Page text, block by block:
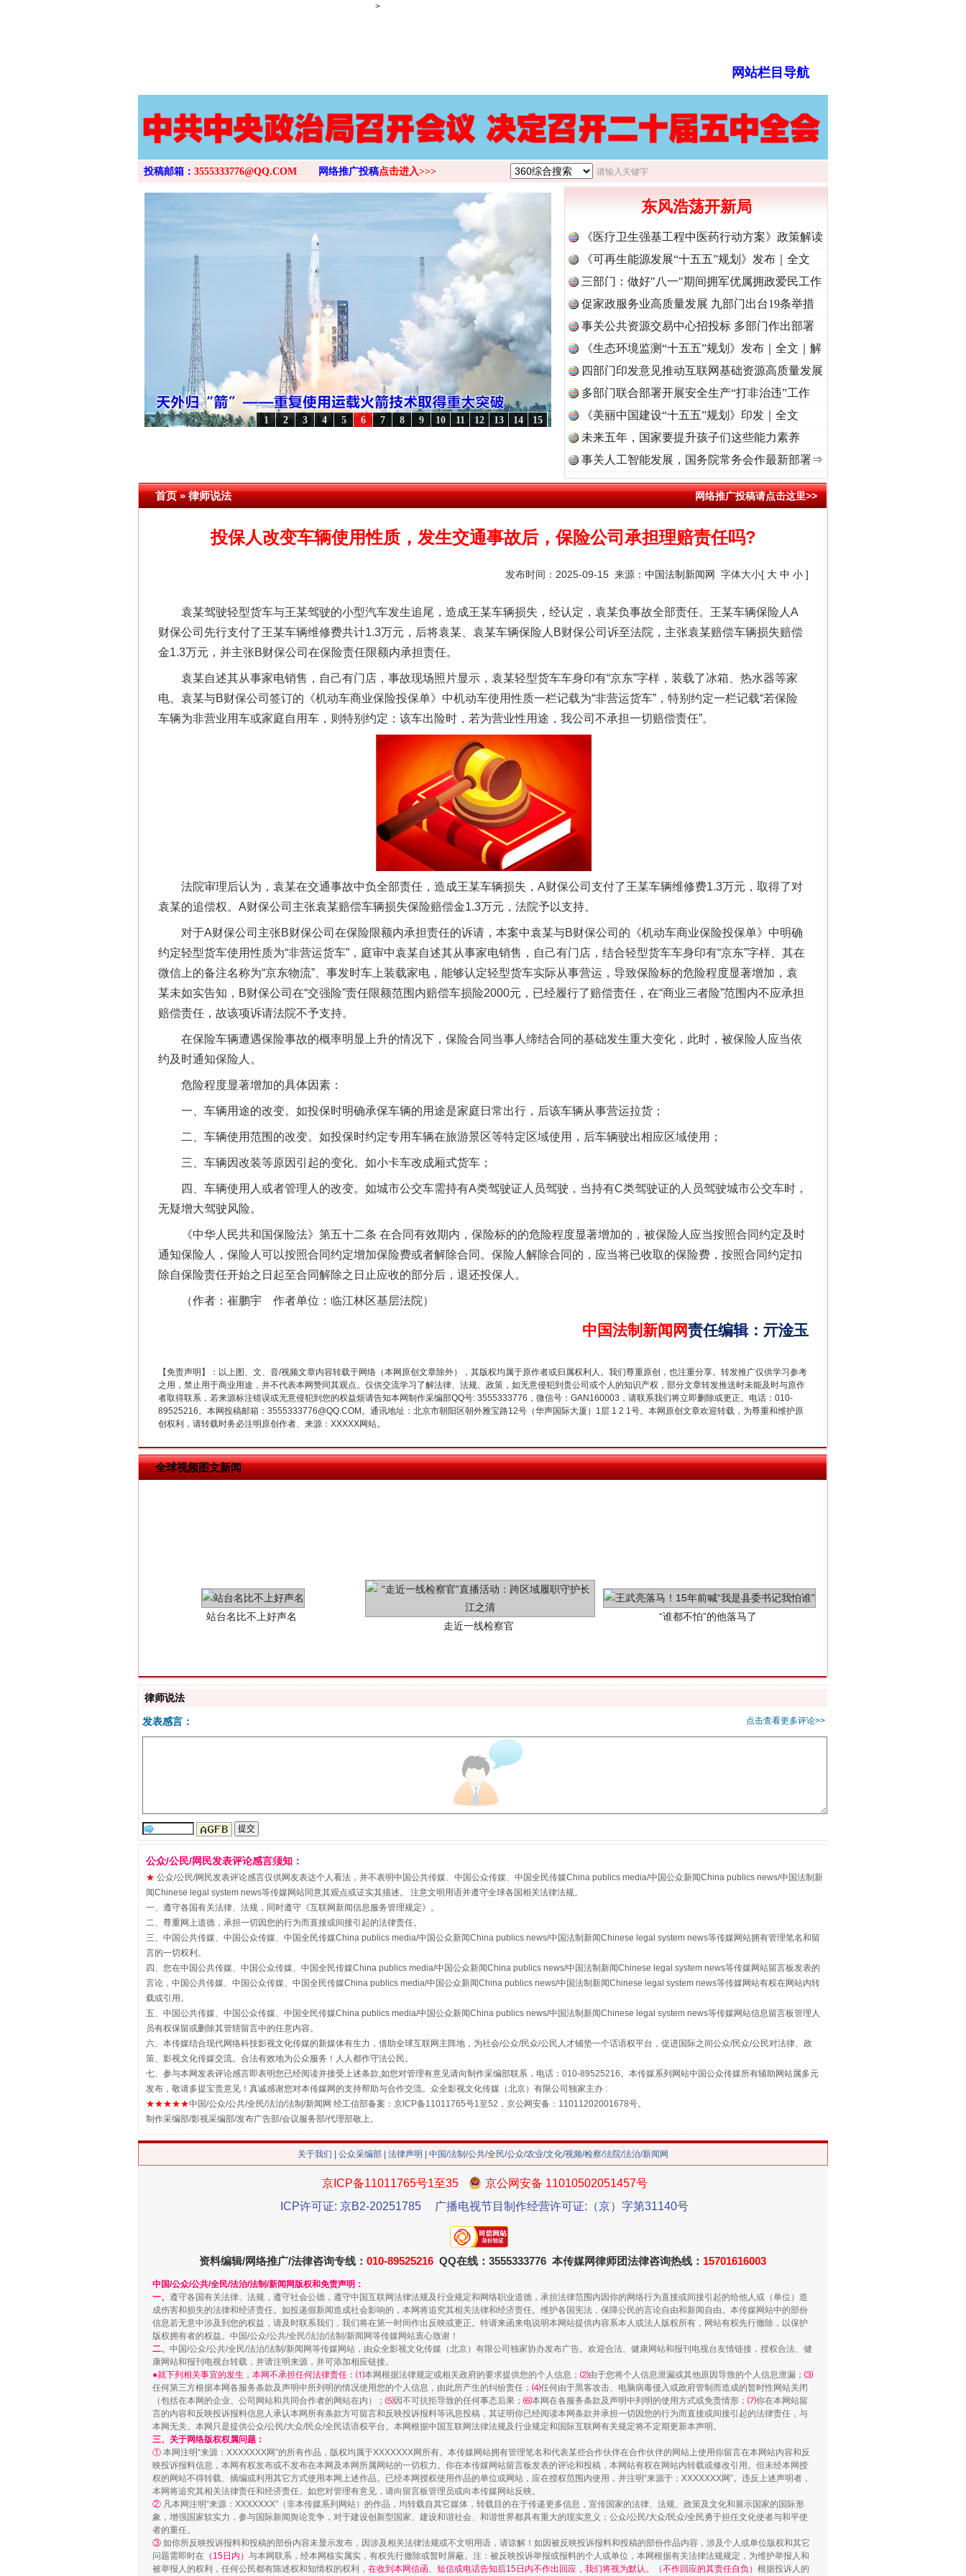
>
网站栏目导航
投稿邮箱： 3555333776@QQ.COM 网络推广投稿点击进入>>>
15
14
13
12
11
10
9
8
7
6
5
4
3
2
1
牢记初心使命 奋进复兴征程丨红船起航处 潮起..·[视频] 一首歌的时间，读懂乐至的“诗与远方”·[视频]从《水浒传》看间谍“攻心套路”
东风浩荡开新局
《医疗卫生强基工程中医药行动方案》政策解读
《可再生能源发展“十五五”规划》发布｜全文
三部门：做好"八一"期间拥军优属拥政爱民工作
促家政服务业高质量发展 九部门出台19条举措
事关公共资源交易中心招投标 多部门作出部署
《生态环境监测“十五五”规划》发布｜全文｜解
读
四部门印发意见推动互联网基础资源高质量发展
多部门联合部署开展安全生产“打非治违”工作
《美丽中国建设“十五五”规划》印发｜全文
未来五年，国家要提升孩子们这些能力素养
事关人工智能发展，国务院常务会作最新部署⇒
首页»律师说法 网络推广投稿请点击这里>>
投保人改变车辆使用性质，发生交通事故后，保险公司承担理赔责任吗?
发布时间：2025-09-15 来源： 中国法制新闻网 字体大小[ 大 中 小 ]
袁某驾驶轻型货车与王某驾驶的小型汽车发生追尾，造成王某车辆损失，经认定，袁某负事故全部责任。王某车辆保险人A
财保公司先行支付了王某车辆维修费共计1.3万元，后将袁某、袁某车辆保险人B财保公司诉至法院，主张袁某赔偿车辆损失赔偿
金1.3万元，并主张B财保公司在保险责任限额内承担责任。
袁某自述其从事家电销售，自己有门店，事故现场照片显示，袁某轻型货车车身印有“京东”字样，装载了冰箱、热水器等家
电。袁某与B财保公司签订的《机动车商业保险投保单》中机动车使用性质一栏记载为“非营运货车”，特别约定一栏记载“若保险
车辆为非营业用车或家庭自用车，则特别约定：该车出险时，若为营业性用途，我公司不承担一切赔偿责任”。
法院审理后认为，袁某在交通事故中负全部责任，造成王某车辆损失，A财保公司支付了王某车辆维修费1.3万元，取得了对
袁某的追偿权。A财保公司主张袁某赔偿车辆损失保险赔偿金1.3万元，法院予以支持。
对于A财保公司主张B财保公司在保险限额内承担责任的诉请，本案中袁某与B财保公司的《机动车商业保险投保单》中明确
约定轻型货车使用性质为“非营运货车”，庭审中袁某自述其从事家电销售，自己有门店，结合轻型货车车身印有“京东”字样、其在
微信上的备注名称为“京东物流”、事发时车上装载家电，能够认定轻型货车实际从事营运，导致保险标的危险程度显著增加，袁
某未如实告知，B财保公司在“交强险”责任限额范围内赔偿车损险2000元，已经履行了赔偿责任，在“商业三者险”范围内不应承担
赔偿责任，故该项诉请法院不予支持。
在保险车辆遭遇保险事故的概率明显上升的情况下，保险合同当事人缔结合同的基础发生重大变化，此时，被保险人应当依
约及时通知保险人。
危险程度显著增加的具体因素：
一、车辆用途的改变。如投保时明确承保车辆的用途是家庭日常出行，后该车辆从事营运拉货；
二、车辆使用范围的改变。如投保时约定专用车辆在旅游景区等特定区域使用，后车辆驶出相应区域使用；
三、车辆因改装等原因引起的变化。如小卡车改成厢式货车；
四、车辆使用人或者管理人的改变。如城市公交车需持有A类驾驶证人员驾驶，当持有C类驾驶证的人员驾驶城市公交车时，
无疑增大驾驶风险。
《中华人民共和国保险法》第五十二条 在合同有效期内，保险标的的危险程度显著增加的，被保险人应当按照合同约定及时
通知保险人，保险人可以按照合同约定增加保险费或者解除合同。保险人解除合同的，应当将已收取的保险费，按照合同约定扣
除自保险责任开始之日起至合同解除之日止应收的部分后，退还投保人。
（作者：崔鹏宇 作者单位：临江林区基层法院）
中国法制新闻网责任编辑： 亓淦玉
【免责声明】：以上图、文、音/视频文章内容转载于网络（本网原创文章除外），其版权均属于原作者或归属权利人。我们尊重原创，也注重分享。转发推广仅供学习参考
之用，禁止用于商业用途，并不代表本网赞同其观点。仅供交流学习了解法律、法规、政策，如无意侵犯到贵公司或个人的知识产权，部分文章转发推送时未能及时与原作
者取得联系，若来源标注错误或无意侵犯到您的权益烦请告知本网制作采编部QQ号: 3555333776，微信号：GAN160003，请联系我们将立即删除或更正。电话：010-
89525216。本网投稿邮箱：3555333776@QQ.COM。通讯地址：北京市朝阳区朝外雅宝路12号（华声国际大厦）1层 1 2 1号。本网原创文章欢迎转载，为尊重和维护原
创权利，请转载时务必注明原创作者、来源：XXXXX网站。
全球视频图文新闻
茶叶“炒上天”
“神药”背后的真相
这是一记警钟！ 谢谢有你温暖了四季
在谋一域中谋全局
魏明亮严重违纪违法案透视
“刷贴”乱象丛生
生物安全法正式实施 别拿“量子”当幌子
揭批美国五大"原罪" "炒鞋教程"里的骗局
解纷+调解+退费，一次搞定
重拳出击！专项整治午间酒驾
漫山遍野的桃花与雪山、麦地、白藏房 除了知识还要"留白" 用生命托举生命
招工难、用工荒背后
侵吞公款13万，颠沛流离20年
网上购药对药下症？
这是一记警钟！ 谢谢有你温暖了四季 法官巧妙执行解纠纷
在谋一域中谋全局
今年投资意愿榜揭晓 新中国诞生的见证
律师说法
点击查看更多评论>>
发表感言：
公众/公民/网民发表评论感言须知：
★ 公众/公民/网民发表评论感言仅供网友表达个人看法，并不表明中国公共传媒、中国公众传媒、中国全民传媒China publics media/中国公众新闻China publics news/中国法制新
闻Chinese legal system news等传媒网站同意其观点或证实其描述。 注意文明用语并遵守全球各国相关法律法规。
一、遵守各国有关法律、法规，同时遵守《互联网新闻信息服务管理规定》。
二、尊重网上道德，承担一切因您的行为而直接或间接引起的法律责任。
三、中国公共传媒、中国公众传媒、中国全民传媒China publics media/中国公众新闻China publics news/中国法制新闻Chinese legal system news等传媒网站拥有管理笔名和留
言的一切权利。
四、您在中国公共传媒、中国公众传媒、中国全民传媒China publics media/中国公众新闻China publics news/中国法制新闻Chinese legal system news等传媒网站留言板发表的
言论，中国公共传媒、中国公众传媒、中国全民传媒China publics media/中国公众新闻China publics news/中国法制新闻Chinese legal system news等传媒网站有权在网站内转
载或引用。
五、中国公共传媒、中国公众传媒、中国全民传媒China publics media/中国公众新闻China publics news/中国法制新闻Chinese legal system news等传媒网站信息留言板管理人
员有权保留或删除其管辖留言中的任意内容。
六、本传媒结合现代网络科技影视文化传媒的新媒体有生力，借助全球互联网主阵地，为社会/公众/民众/公民人才铺垫一个话语权平台，促进国际之间公众/民众/公民对法律、政
策、影视文化传媒交流。合法有效地为公众服务！人人都作守法公民。
七、参与本网发表评论感言即表明您已经阅读并接受上述条款,如您对管理有意见请向制作采编部联系，电话：010-89525216。本传媒系列网站中国公众传媒所有辅助网站属多元
发布，敬请多提宝贵意见！真诚感谢您对本传媒网的支持帮助与合作交流。众全影视文化传媒（北京）有限公司独家主办 :
★★★★★中国/公众/公共/全民/法治/法制/新闻网 经工信部备案：京ICP备11011765号1至52，京公网安备：11011202001678号。
制作采编部/影视采编部/发布广告部/会议服务部/代理部敬上。
关于我们 公众采编部 法律声明 | 中国/法制/公共/全民/公众/农业/文化/视频/检察/法院/法治/新闻网
京ICP备11011765号1至35
京公网安备 11010502051457号
ICP许可证: 京B2-20251785
广播电视节目制作经营许可证:（京）字第31140号
资料编辑/网络推广/法律咨询专线： 010-89525216 QQ在线：3555333776 本传媒网律师团法律咨询热线： 15701616003
中国/公众/公共/全民/法治/法制/新闻网版权和免责声明：
一、 遵守各国有关法律、法规，遵守社会公德，遵守中国互联网法律法规及行业规定和网络职业道德，承担法律范围内因你的网络行为直接或间接引起的给他人或（单位）造
成伤害和损失的法律和经济责任。如投递假新闻造成社会影响的，本网将追究其相关法律和经济责任。维护各国宪法，保障公民的言论自由和新闻自由。本传媒网站中的部份
信息若无意中涉及到您的权益，请及时联系我们，我们将在第一时间作出反映或更正。特请来函来电说明本网站提供内容系本人或法人版权所有，网站有权先行撤除，以保护
版权拥有者的权益。中国/公众/公共/全民/法治/法制/新闻网等传媒网站衷心致谢！
二、 中国/公众/公共/全民/法治/法制/新闻网等传媒网站，由众全影视文化传媒（北京）有限公司独家协办发布广告。欢迎合法、健康网站和报刊电视台友情链接，授权合法、健
康网站和报刊电视台转载，并请注明来源，并可添加相应链接。
●就下列相关事宜的发生，本网不承担任何法律责任：⑴本网根据法律规定或相关政府的要求提供您的个人信息； ⑵由于您将个人信息泄漏或其他原因导致的个人信息泄漏； ⑶
任何第三方根据本网各服务条款及声明中所列明的情况使用您的个人信息，由此所产生的纠纷责任； ⑷任何由于黑客攻击、电脑病毒侵入或政府管制而造成的暂时性网站关闭
（包括在本网的企业、公司网站和共同合作者的网站在内）； ⑸因不可抗拒导致的任何事态后果； ⑹本网在各服务条款及声明中列明的使用方式或免责情形； ⑺你在本网站留
言的内容和反映投诉报料信息人承认本网所有条款方可留言和反映投诉报料等讯息投稿，其证明你已经阅读本网条款并承担一切因您的行为而直接或间接引起的法律责任，与
本网无关。本网只是提供公众/公民/大众/民众/全民话语权平台。本网根据中国互联网法律法规及行业规定和国际互联网有关规定将不定期更新本声明。
三、关于网络版权权属问题：
① 本网注明“来源：XXXXXXX网”的所有作品，版权均属于XXXXXXX网所有。本传媒网站拥有管理笔名和代表某些合作伙伴在合作伙伴的网站上使用你留言在本网站内容和反
映投诉报料信息，本网有权发布或不发布在本网及本网所属网站的一切权力。你在本传媒网站留言板发表的评论和投稿，本网站有权在网站内转载或修改引用。但未经本网授
权的网站不得转载、摘编或利用其它方式使用本网上述作品。已经本网授权使用作品的单位或网站，应在授权范围内使用，并注明“来源于：XXXXXXX网”。违反上述声明者，
本网将追究其相关法律责任和经济责任。如您对管理有意见，请向留言板管理员或向本传媒网站反映。
② 凡本网注明“来源：XXXXXXX”（非本传媒系列网站）的作品，均转载自其它媒体，转载目的在于传递更多信息，宣传国家的法律、法规、政策及文化和展示国家的国际形
象，增强国家软实力，参与国际新闻舆论竞争，对于建设创新型国家、建设和谐社会、和谐世界都具有重大的现实意义；公众/公民/大众/民众/全民勇于担任文化使者与和平使
者的重任。
③ 如你所反映投诉报料和投稿的部份内容未显示发布，因涉及相关法律法规或不文明用语，请谅解！如因被反映投诉报料和投稿的部份作品内容，涉及个人或单位版权和其它
问题需即时在 （15日内） 与本网联系，经本网核实属实，有权先行撤除或暂时屏蔽。注：被反映投诉举报或报料的个人或单位，本网根据有关法律法规规定，为维护举报人和
被举报人的权利，任何公民都有陈述权和知情权的权利， 在收到本网信函、短信或电话告知后15日内不作出回应，我们将视为默认。（不作回应的其责任自负） 根据投诉人的